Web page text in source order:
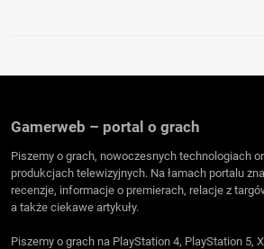
Gamerweb – portal o grach
Piszemy o grach, nowoczesnych technologiach
produkcjach telewizyjnych. Na łamach portalu
recenzje, informacje o premierach, relacje z
a także ciekawe artykuły.
Piszemy o grach na PlayStation 4, PlayStation 5,